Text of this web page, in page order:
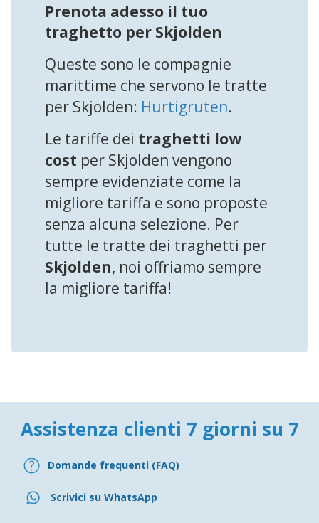
Prenota adesso il tuo
traghetto per Skjolden
Queste sono le compagnie
marittime che servono le tratte
per Skjolden: Hurtigruten.
Le tariffe dei traghetti low
cost per Skjolden vengono
sempre evidenziate come la
migliore tariffa e sono proposte
senza alcuna selezione. Per
tutte le tratte dei traghetti per
Skjolden, noi offriamo sempre
la migliore tariffa!
Assistenza clienti 7 giorni su 7
Domande frequenti (FAQ)
Scrivici su WhatsApp